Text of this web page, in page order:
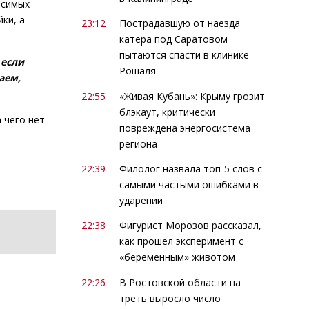
а
нет
23:12
Пострадавшую от наезда
катера под Саратовом
пытаются спасти в клинике
Рошаля
22:55
«Живая Кубань»: Крыму грозит
блэкаут, критически
повреждена энергосистема
региона
22:39
Филолог назвала топ-5 слов с
самыми частыми ошибками в
ударении
22:38
Фигурист Морозов рассказал,
как прошел эксперимент с
«беременным» животом
22:26
В Ростовской области на
треть выросло число